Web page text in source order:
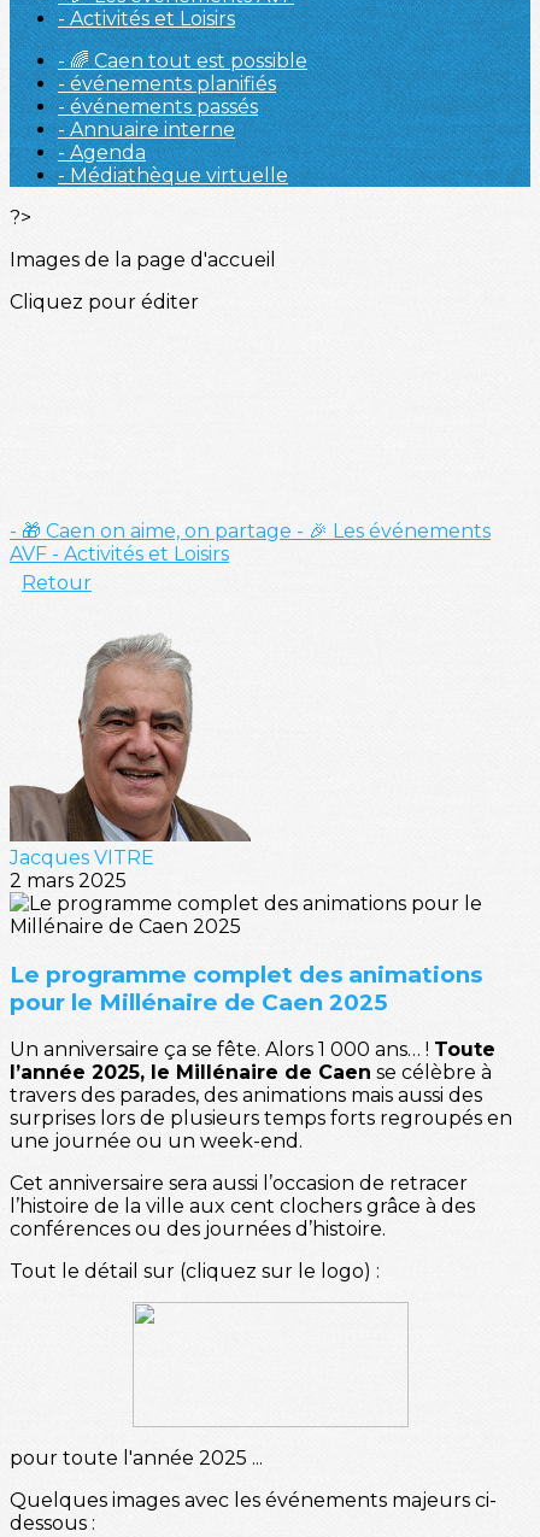
- Activités et Loisirs
- 🌈 Caen tout est possible
- événements planifiés
- événements passés
- Annuaire interne
- Agenda
- Médiathèque virtuelle
?>
Images de la page d'accueil
Cliquez pour éditer
- 🎁 Caen on aime, on partage - 🎉 Les événements
AVF - Activités et Loisirs
Retour
Jacques VITRE
2 mars 2025
Le programme complet des animations
pour le Millénaire de Caen 2025
Un anniversaire ça se fête. Alors 1 000 ans… ! Toute
l’année 2025, le Millénaire de Caen se célèbre à
travers des parades, des animations mais aussi des
surprises lors de plusieurs temps forts regroupés en
une journée ou un week-end.
Cet anniversaire sera aussi l’occasion de retracer
l’histoire de la ville aux cent clochers grâce à des
conférences ou des journées d’histoire.
Tout le détail sur (cliquez sur le logo) :
pour toute l'année 2025 ...
Quelques images avec les événements majeurs ci-
dessous :